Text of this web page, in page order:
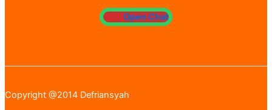
Open Chat
Copyright @2014 Defriansyah